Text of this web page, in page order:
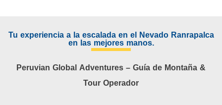
Tu experiencia a la escalada en el Nevado Ranrapalca
en las mejores manos.
Peruvian Global Adventures – Guía de Montaña &
Tour Operador